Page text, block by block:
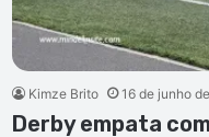
Kimze Brito 16 de junho
Derby empata